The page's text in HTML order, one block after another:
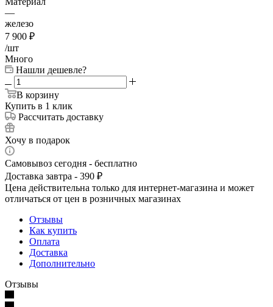
—
железо
7 900 ₽
/шт
Много
Нашли дешевле?
В корзину
Купить в 1 клик
Рассчитать доставку
Хочу в подарок
Самовывоз сегодня - бесплатно
Доставка завтра - 390 ₽
Цена действительна только для интернет-магазина и может
отличаться от цен в розничных магазинах
Отзывы
Как купить
Оплата
Доставка
Дополнительно
Отзывы